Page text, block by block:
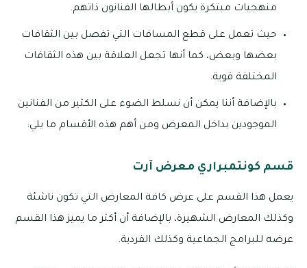
منهجيات مبتكرة يكون أبطالها الفنانون ذاتهم.
حيث تعمل على قطع المسافات التي تفصل بين الثقافات
بعضها وبعض، كما أنها تجعل العلاقة بين هذه الثقافات
المختلفة قوية.
بالإضافة أننا يمكن أن نسلط الضوء على الكثير من الفنانين
الموجودين بداخل المعرض ومن أهم هذه الأقسام ما يلي:
قسم كونتمبراري معرض آرت
يعمل هذا القسم على عرض كافة المعارض التي تكون ناشئة
وكذلك المعارض الشهيرة، بالإضافة أن أكثر ما يميز هذا القسم
عرضه للبرامج الجماعية وكذلك الفردية.